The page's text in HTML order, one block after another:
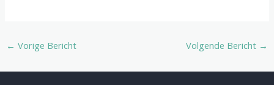
← Vorige Bericht Volgende Bericht →